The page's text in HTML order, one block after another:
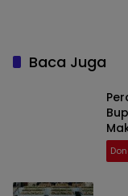
Baca Juga